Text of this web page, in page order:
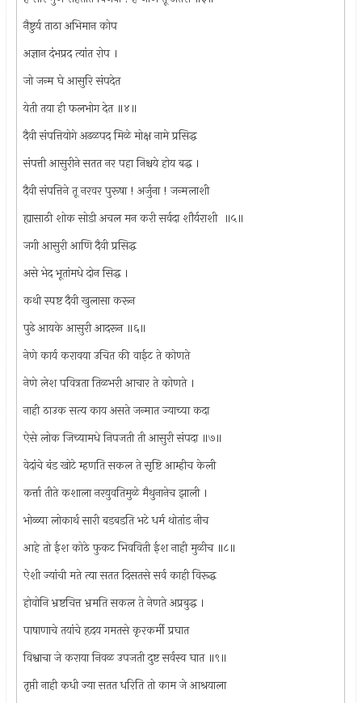
नैष्टुर्य ताठा अभिमान कोप
अज्ञान दंभप्रद त्यांत रोप ।
जो जन्म घे आसुरि संपदेत
येती तया ही फलभोग देत ॥४॥
दैवी संपत्तियोगे अढळपद मिळे मोक्ष नामे प्रसिद्ध
संपत्ती आसुरीने सतत नर पहा निश्चये होय बद्ध ।
दैवी संपत्तिने तू नरवर पुरूषा ! अर्जुना ! जन्मलाशी
ह्यासाठी शोक सोडी अचल मन करी सर्वदा शौर्यराशी ॥५॥
जगी आसुरी आणि दैवी प्रसिद्ध
असे भेद भूतांमधे दोन सिद्ध ।
कथी स्पष्ट दैवी खुलासा करून
पुढे आयके आसुरी आदरून ॥६॥
नेणे कार्य करावया उचित की वाईट ते कोणते
नेणे लेश पवित्रता तिळभरी आचार ते कोणते ।
नाही ठाउक सत्य काय असते जन्मात ज्याच्या कदा
ऐसे लोक जिच्यामधे निपजती ती आसुरी संपदा ॥७॥
वेदांचे बंड खोटे म्हणति सकल ते सृष्टि आम्हीच केली
कर्त्ता तीते कशाला नरयुवतिमुळे मैथुनानेच झाली ।
भोळ्या लोकार्थ सारी बडबडति भटे धर्म थोतांड नीच
आहे तो ईश कोठे फुकट भिवविती ईश नाही मुळीच ॥८॥
ऐशी ज्यांची मते त्या सतत दिसतसे सर्व काही विरूद्ध
होवोनि भ्रष्टचित्त भ्रमति सकल ते नेणते अप्रबुद्ध ।
पाषाणाचे तयांचे हृदय गमतसे कृरकर्मी प्रघात
विश्वाचा जे कराया निवळ उपजती दुष्ट सर्वस्व घात ॥९॥
तृप्ती नाही कधी ज्या सतत धरिति तो काम जे आश्रयाला